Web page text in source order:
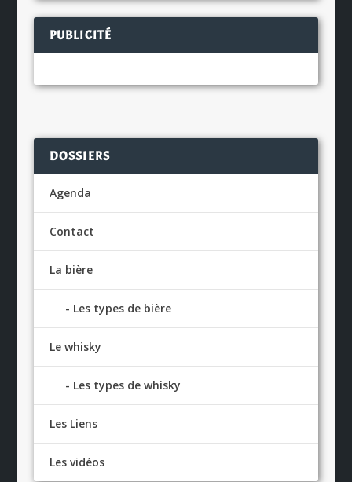
PUBLICITÉ
DOSSIERS
Agenda
Contact
La bière
Les types de bière
Le whisky
Les types de whisky
Les Liens
Les vidéos